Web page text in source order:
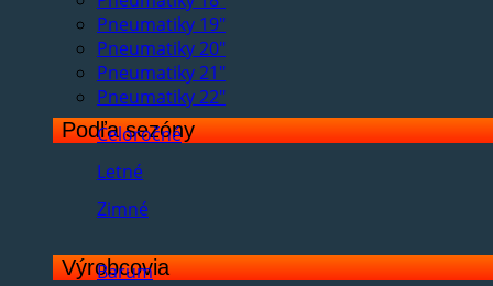
Pneumatiky 19"
Pneumatiky 20"
Pneumatiky 21"
Pneumatiky 22"
Podľa sezóny
Celoročné
Letné
Zimné
Výrobcovia
Barum